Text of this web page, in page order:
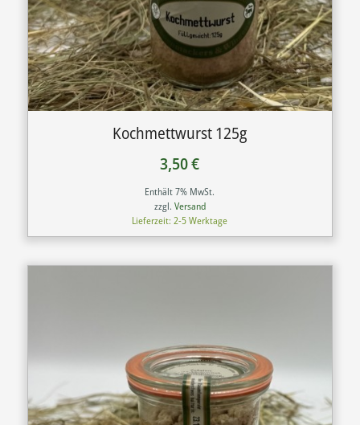
Kochmettwurst 125g
3,50€
Enthält 7% MwSt.
zzgl. Versand
Lieferzeit: 2-5 Werktage